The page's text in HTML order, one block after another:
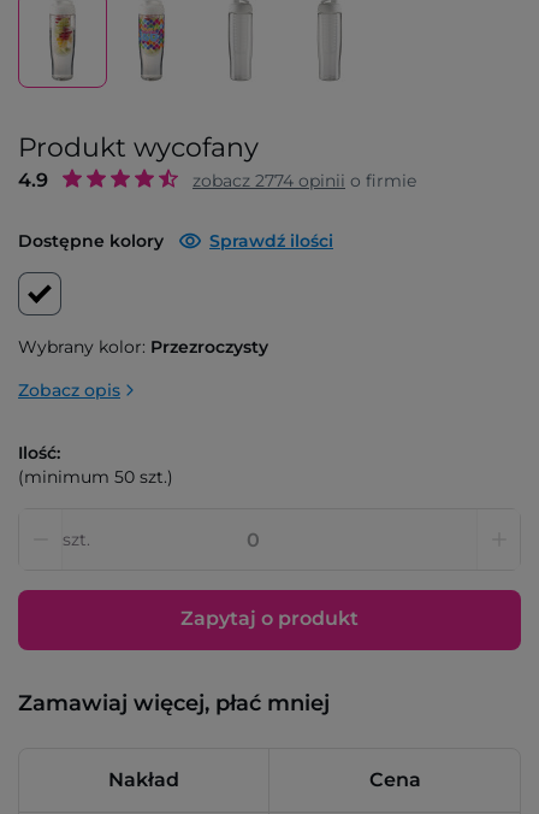
Produkt wycofany
4.9 zobacz 2774 opinii o firmie
Dostępne kolory Sprawdź ilości
Wybrany kolor: Przezroczysty
Zobacz opis
Ilość:
(minimum 50 szt.)
szt.
Zapytaj o produkt
Zamawiaj więcej, płać mniej
Nakład Cena